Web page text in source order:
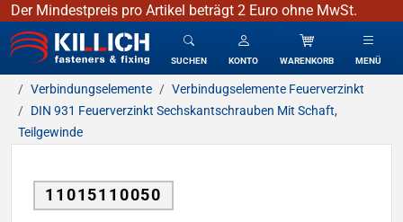
Der Mindestpreis pro Artikel beträgt 2 Euro ohne MwSt.
KILLICH - Verbindungselemente
SUCHEN KONTO WARENKORB MENÜ
Verbindungselemente
Verbindugselemente Feuerverzinkt
DIN 931 Feuerverzinkt Sechskantschrauben Mit Schaft,
Teilgewinde
11015110050